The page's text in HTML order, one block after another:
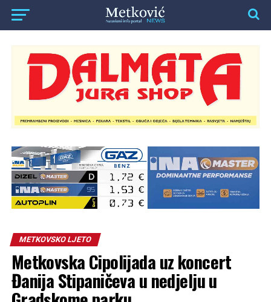
METKOVSKO LJETO
Metkovska Cipolijada uz koncert
Đanija Stipaničeva u nedjelju u